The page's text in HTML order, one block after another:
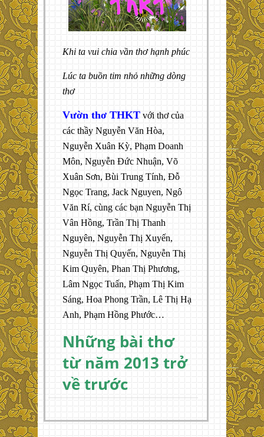
Khi ta vui chia vần thơ hạnh phúc
Lúc ta buồn tim nhỏ những dòng
thơ
Vườn thơ THKT với thơ của
các thầy Nguyễn Văn Hòa,
Nguyễn Xuân Kỳ, Phạm Doanh
Môn, Nguyễn Đức Nhuận, Võ
Xuân Sơn, Bùi Trung Tính, Đỗ
Ngọc Trang, Jack Nguyen, Ngô
Văn Rí, cùng các bạn Nguyễn Thị
Vân Hồng, Trần Thị Thanh
Nguyên, Nguyễn Thị Xuyến,
Nguyễn Thị Quyến, Nguyễn Thị
Kim Quyên, Phan Thị Phương,
Lâm Ngọc Tuấn, Phạm Thị Kim
Sáng, Hoa Phong Trần, Lê Thị Hạ
Anh, Phạm Hồng Phước…
Những bài thơ
từ năm 2013 trở
về trước